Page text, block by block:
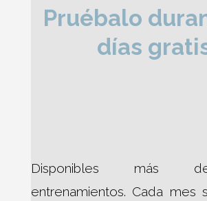
Pruébalo
días
Disponibles más
entrenamientos. Cada mes